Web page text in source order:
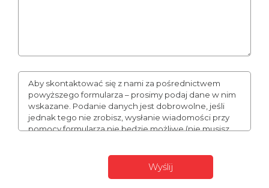
Aby skontaktować się z nami za pośrednictwem
powyższego formularza – prosimy podaj dane w nim
wskazane. Podanie danych jest dobrowolne, jeśli
jednak tego nie zrobisz, wysłanie wiadomości przy
pomocy formularza nie będzie możliwe (nie musisz
dane mogą stanowić Twoje dane osobowe. W takim
wypadku administratorem Twoich danych